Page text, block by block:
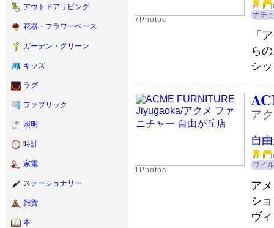
アウトドアリビング
花器・フラワーベース
ガーデン・グリーン
キッズ
ラグ
ファブリック
照明
時計
家電
ステーショナリー
雑貨
本
7Photos
ナチ
「
ら
シ
1Photos
ア
自
ワイ
ア
シ
ヴ